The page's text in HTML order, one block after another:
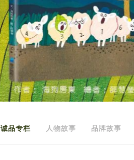
诚品专栏 人物故事 品牌故事